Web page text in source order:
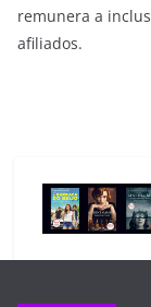
remunera a
afiliados.